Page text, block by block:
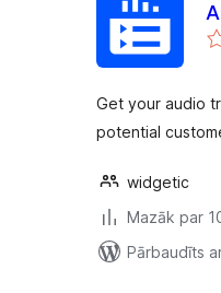
Get your audio
potential
widgetic
Mazāk par
Pārbaudīts